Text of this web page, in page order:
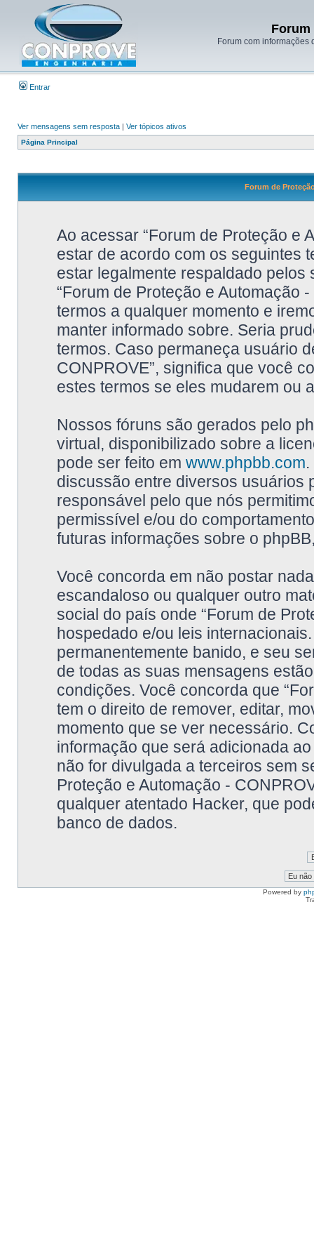
Forum
Forum com informações
Entrar
Ver mensagens sem resposta | Ver tópicos ativos
Página Principal
Forum de
Ao acessar “Forum de Proteção e
estar de acordo com os seguintes
estar legalmente respaldado
“Forum de Proteção e Automação
termos a qualquer momento e
manter informado sobre. Seria
termos. Caso permaneça usuário
CONPROVE”, significa que você
estes termos se eles mudarem ou
Nossos fóruns são gerados pelo
virtual, disponibilizado sobre a
pode ser feito em www.phpbb.com
discussão entre diversos usuários
responsável pelo que nós
permissível e/ou do
futuras informações sobre o
Você concorda em não postar
escandaloso ou qualquer outro
social do país onde “Forum de
hospedado e/ou leis
permanentemente banido, e seu
de todas as suas mensagens
condições. Você concorda que
tem o direito de remover, editar,
momento que se ver necessário.
informação que será adicionada
não for divulgada a terceiros sem
Proteção e Automação -
qualquer atentado Hacker, que
banco de dados.
Powered by